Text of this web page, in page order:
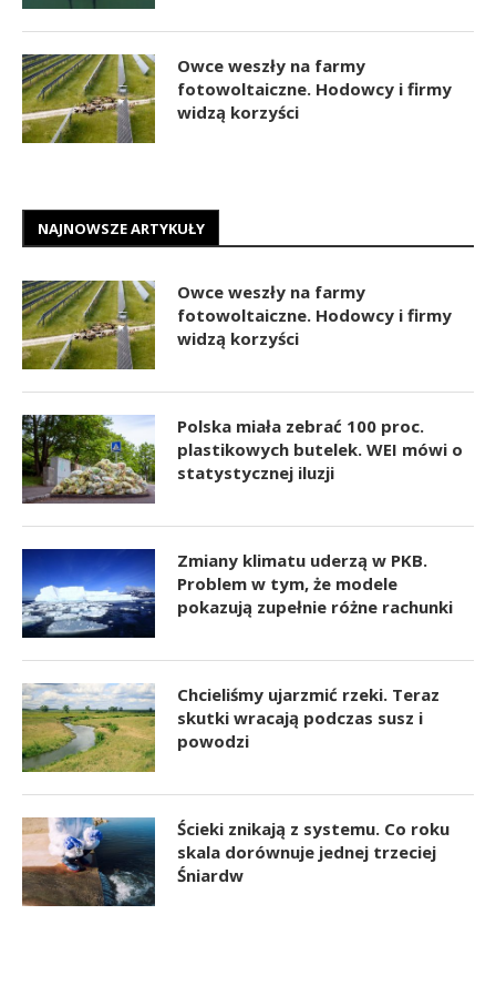
Owce weszły na farmy
fotowoltaiczne. Hodowcy i firmy
widzą korzyści
NAJNOWSZE ARTYKUŁY
Owce weszły na farmy
fotowoltaiczne. Hodowcy i firmy
widzą korzyści
Polska miała zebrać 100 proc.
plastikowych butelek. WEI mówi o
statystycznej iluzji
Zmiany klimatu uderzą w PKB.
Problem w tym, że modele
pokazują zupełnie różne rachunki
Chcieliśmy ujarzmić rzeki. Teraz
skutki wracają podczas susz i
powodzi
Ścieki znikają z systemu. Co roku
skala dorównuje jednej trzeciej
Śniardw